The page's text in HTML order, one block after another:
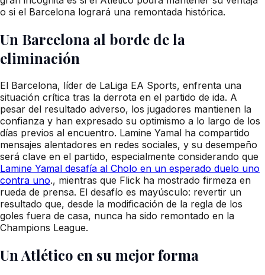
o si el Barcelona logrará una remontada histórica.
Un Barcelona al borde de la
eliminación
El Barcelona, líder de LaLiga EA Sports, enfrenta una
situación crítica tras la derrota en el partido de ida. A
pesar del resultado adverso, los jugadores mantienen la
confianza y han expresado su optimismo a lo largo de los
días previos al encuentro. Lamine Yamal ha compartido
mensajes alentadores en redes sociales, y su desempeño
será clave en el partido, especialmente considerando que
Lamine Yamal desafía al Cholo en un esperado duelo uno
contra uno., mientras que Flick ha mostrado firmeza en
rueda de prensa. El desafío es mayúsculo: revertir un
resultado que, desde la modificación de la regla de los
goles fuera de casa, nunca ha sido remontado en la
Champions League.
Un Atlético en su mejor forma